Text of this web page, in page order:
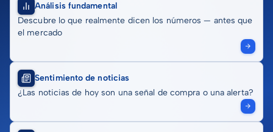
Análisis fundamental
Descubre lo que realmente dicen los números — antes que
el mercado
Sentimiento de noticias
¿Las noticias de hoy son una señal de compra o una alerta?